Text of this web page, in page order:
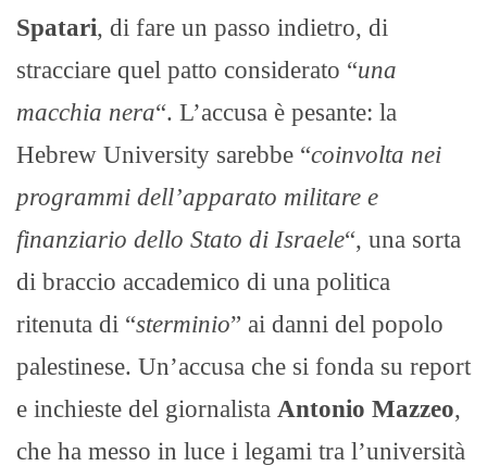
Spatari, di fare un passo indietro, di
stracciare quel patto considerato “una
macchia nera“. L’accusa è pesante: la
Hebrew University sarebbe “coinvolta nei
programmi dell’apparato militare e
finanziario dello Stato di Israele“, una sorta
di braccio accademico di una politica
ritenuta di “sterminio” ai danni del popolo
palestinese. Un’accusa che si fonda su report
e inchieste del giornalista Antonio Mazzeo,
che ha messo in luce i legami tra l’università